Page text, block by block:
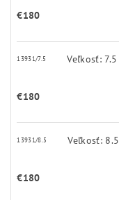
€180
13931/7.5 Veľkosť: 7.5
€180
13931/8.5 Veľkosť: 8.5
€180